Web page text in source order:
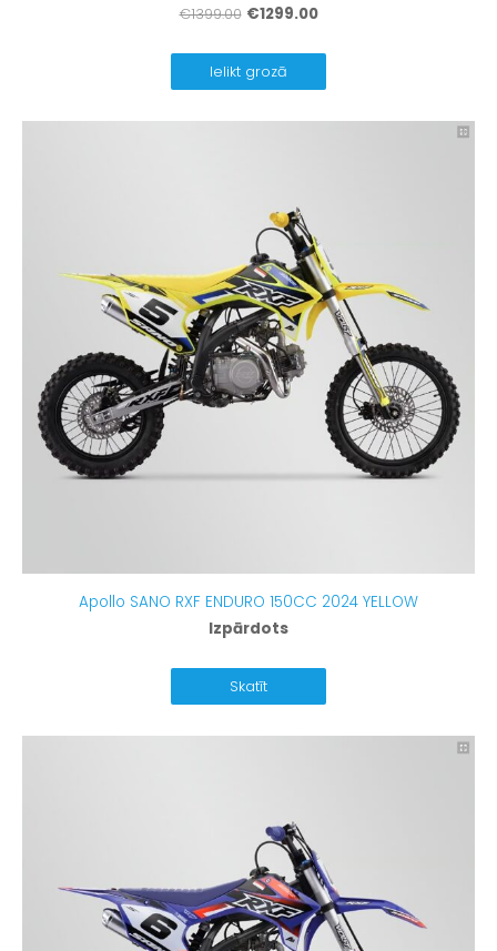
€1399.00 €1299.00
Ielikt grozā
Apollo SANO RXF ENDURO 150CC 2024 YELLOW
Izpārdots
Skatīt